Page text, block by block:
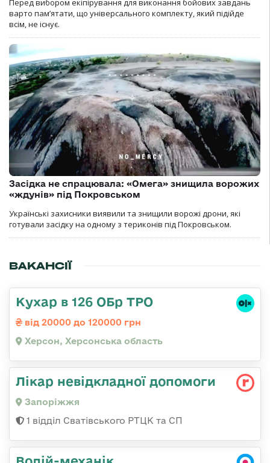
Перед вибором екіпірування для виконання бойових завдань
варто пам’ятати, що універсального комплекту, який підійде
всім, не існує.
Засідка не спрацювала: «Омега» знищила ворожих
«ждунів» під Покровськом
Українські захисники виявили та знищили ворожі дрони, які
готували засідку на одному з териконів під Покровськом.
ВАКАНСІЇ
Кухар в 126 ОБр ТРО
від 20000 до 120000 грн
Херсон, Херсонська область
Лікар невідкладної допомоги
Запоріжжя
1 відділ Сватівського РТЦК та СП